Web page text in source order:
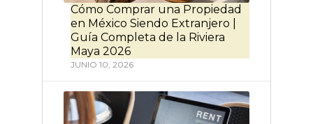
Cómo Comprar una Propiedad
en México Siendo Extranjero |
Guía Completa de la Riviera
Maya 2026
JUNIO 10, 2026